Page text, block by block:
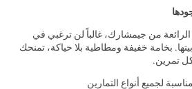
من جيمشارك، غالباً لن ترغبي في
بخامة خفيفة ومطاطية بلا حياكة، تمنحك
تمرين.
لجميع أنواع التمارين